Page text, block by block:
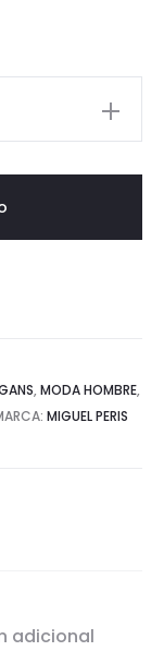
, MODA HOMBRE,
MIGUEL PERIS
adicional